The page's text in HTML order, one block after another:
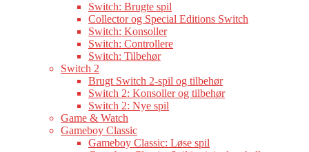
Switch: Brugte spil
Collector og Special Editions Switch
Switch: Konsoller
Switch: Controllere
Switch: Tilbehør
Switch 2
Brugt Switch 2-spil og tilbehør
Switch 2: Konsoller og tilbehør
Switch 2: Nye spil
Game & Watch
Gameboy Classic
Gameboy Classic: Løse spil